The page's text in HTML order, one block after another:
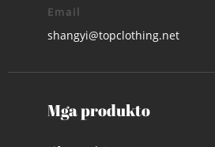
Email
shangyi@topclothing.net
Mga produkto